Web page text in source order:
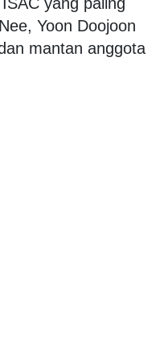
Yoon Doojoon
mantan anggota